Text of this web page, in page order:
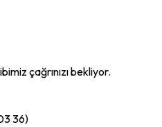
çağrınızı bekliyor.
36)